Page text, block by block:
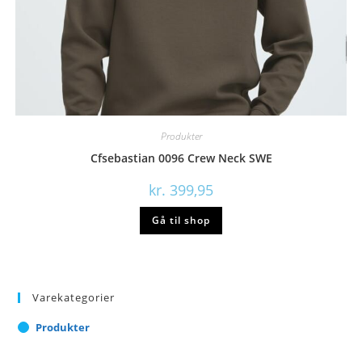
Produkter
Cfsebastian 0096 Crew Neck SWE
kr. 399,95
Gå til shop
Varekategorier
Produkter